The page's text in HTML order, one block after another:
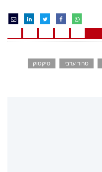
טרור ערבי
טיקטוק